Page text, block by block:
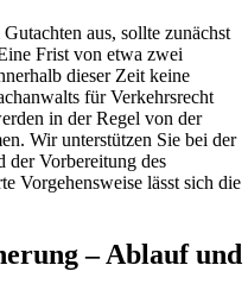
aus, sollte zunächst
Frist von etwa zwei
dieser Zeit keine
für Verkehrsrecht
in der Regel von der
Wir unterstützen Sie bei der
der Vorbereitung des
Vorgehensweise lässt sich die
– Ablauf und